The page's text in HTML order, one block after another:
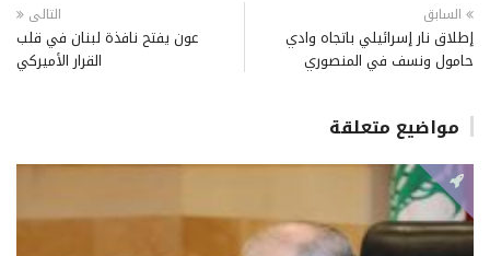
السابق
إطلاق نار إسرائيلي باتجاه وادي
حامول ونسف في المنصوري
التالى
عون يفتح نافذة لبنان في قلب
القرار الأميركي
مواضيع متعلقة